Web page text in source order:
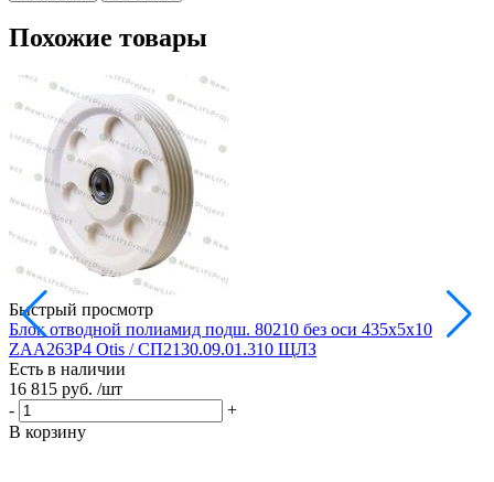
Похожие товары
Быстрый просмотр
Блок отводной полиамид подш. 80210 без оси 435х5х10
ZAA263P4 Otis / СП2130.09.01.310 ЩЛЗ
Есть в наличии
16 815 руб. /шт
-
+
В корзину